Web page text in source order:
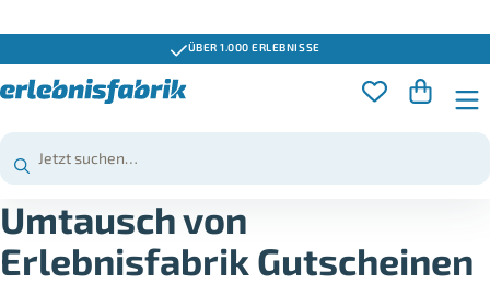
ÜBER 1.000 ERLEBNISSE
Umtausch von
Erlebnisfabrik Gutscheinen